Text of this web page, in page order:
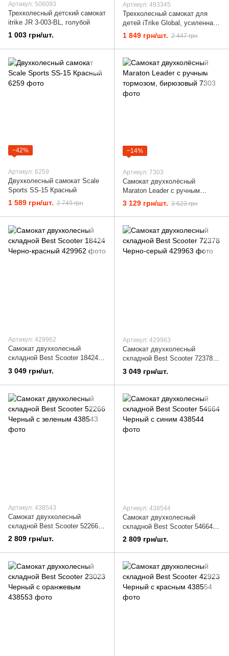
Артикул: 506093
Трехколесный детский самокат
itrike JR 3-003-BL, голубой
1 003 грн/шт.
Артикул: 493345
Трехколесный самокат для
детей iTrike Global, усиленная
рама, колеса 120 мм, Желто-
1 849 грн/шт. 2 447 грн
−42%
Артикул: 6259
Двухколесный самокат Scale
Sports SS-15 Красный
1 589 грн/шт. 2 749 грн
−14%
Артикул: 7303
Самокат двухколёсный
Maraton Leader с ручным
тормозом, бирюзовый
3 129 грн/шт. 3 623 грн
Артикул: 429962
Самокат двухколесный
складной Best Scooter 18424
Черно-красный
3 049 грн/шт.
Артикул: 429963
Самокат двухколесный
складной Best Scooter 72378
Черно-серый
3 049 грн/шт.
Артикул: 438543
Самокат двухколесный
складной Best Scooter 52266
Черный с зеленым
2 809 грн/шт.
Артикул: 438544
Самокат двухколесный
складной Best Scooter 54664
Черный с синим
2 809 грн/шт.